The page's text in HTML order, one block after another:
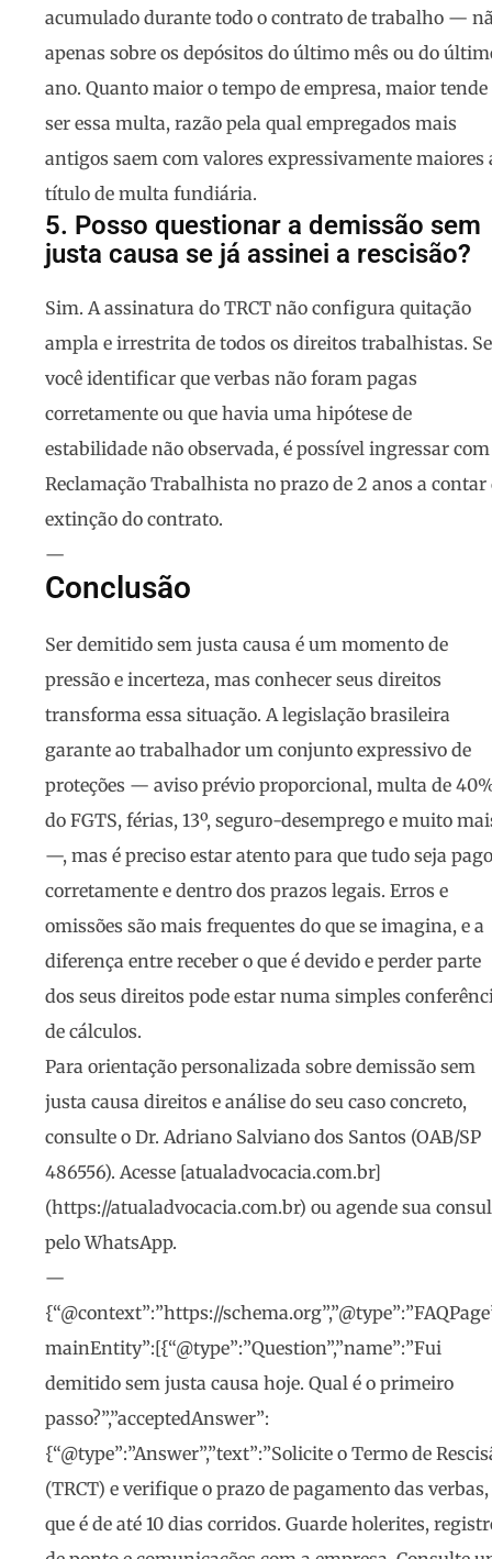
acumulado durante todo o contrato de trabalho —
apenas sobre os depósitos do último mês ou do
ano. Quanto maior o tempo de empresa, maior tende
ser essa multa, razão pela qual empregados mais
antigos saem com valores expressivamente maiores
título de multa fundiária.
5. Posso questionar a demissão sem
justa causa se já assinei a rescisão?
Sim. A assinatura do TRCT não configura quitação
ampla e irrestrita de todos os direitos trabalhistas. Se
você identificar que verbas não foram pagas
corretamente ou que havia uma hipótese de
estabilidade não observada, é possível ingressar com
Reclamação Trabalhista no prazo de 2 anos a contar
extinção do contrato.
—
Conclusão
Ser demitido sem justa causa é um momento de
pressão e incerteza, mas conhecer seus direitos
transforma essa situação. A legislação brasileira
garante ao trabalhador um conjunto expressivo de
proteções — aviso prévio proporcional, multa de
do FGTS, férias, 13º, seguro-desemprego e muito
—, mas é preciso estar atento para que tudo seja pago
corretamente e dentro dos prazos legais. Erros e
omissões são mais frequentes do que se imagina, e a
diferença entre receber o que é devido e perder parte
dos seus direitos pode estar numa simples
de cálculos.
Para orientação personalizada sobre demissão sem
justa causa direitos e análise do seu caso concreto,
consulte o Dr. Adriano Salviano dos Santos (OAB/SP
486556). Acesse [atualadvocacia.com.br]
(https://atualadvocacia.com.br) ou agende sua
pelo WhatsApp.
—
{“@context”:”https://
mainEntity”:[{“@type”:”Question”,”name”:”Fui
demitido sem justa causa hoje. Qual é o primeiro
passo?”,”acceptedAnswer”:
{“@type”:”Answer”,”text”:”Solicite o Termo de
(TRCT) e verifique o prazo de pagamento das verbas,
que é de até 10 dias corridos. Guarde holerites,